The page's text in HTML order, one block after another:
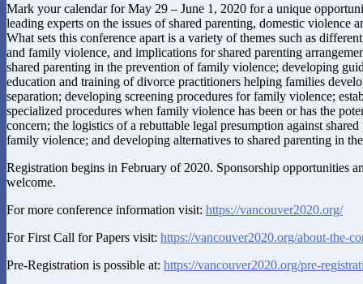
Mark your calendar for May 29 – June 1, 2020 for a unique
leading experts on the issues of shared parenting, domestic violence
What sets this conference apart is a variety of themes such as
and family violence, and implications for shared parenting
shared parenting in the prevention of family violence; developing
education and training of divorce practitioners helping families
separation; developing screening procedures for family violence;
specialized procedures when family violence has been or has the
concern; the logistics of a rebuttable legal presumption against
family violence; and developing alternatives to shared parenting in
Registration begins in February of 2020. Sponsorship opportunities
welcome.
For more conference information visit: https://vancouver2020.org/
For First Call for Papers visit: https://vancouver2020.org/about-the-
Pre-Registration is possible at: https://vancouver2020.org/pre-